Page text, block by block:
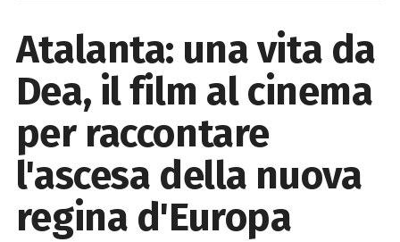
Atalanta: una vita da
Dea, il film al cinema
per raccontare
l'ascesa della nuova
regina d'Europa